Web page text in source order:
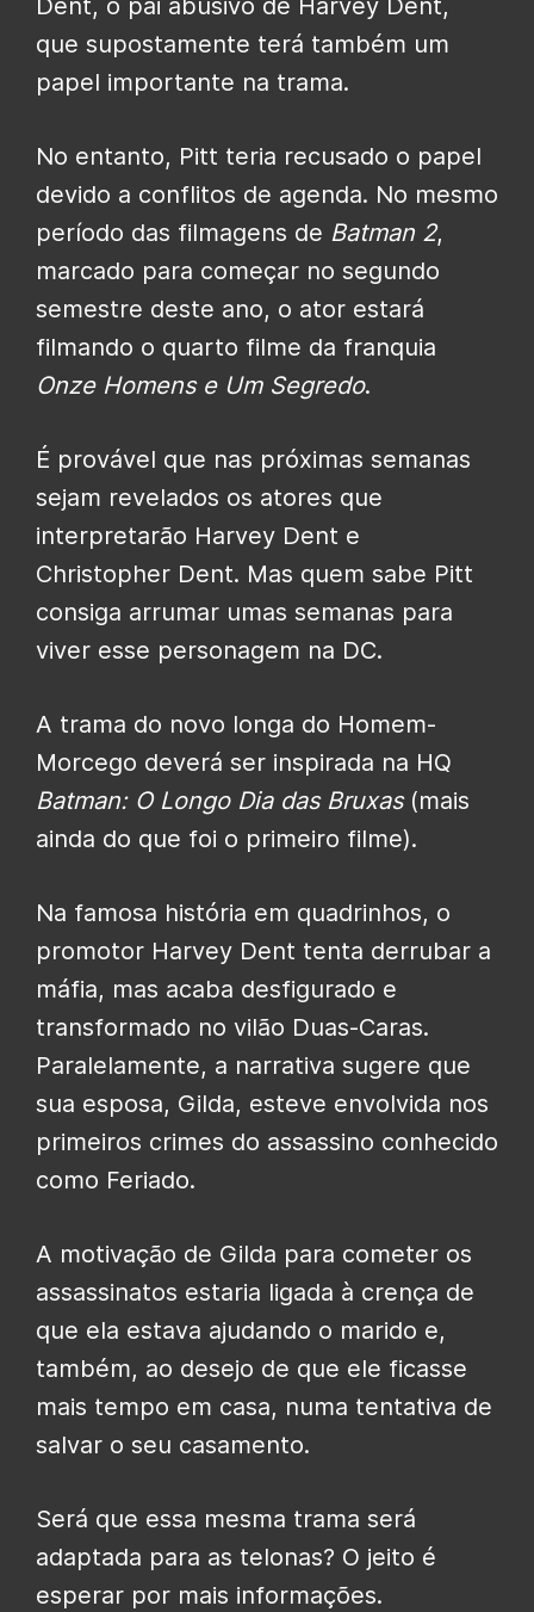
Dent, o pai abusivo de Harvey Dent,
que supostamente terá também um
papel importante na trama.
No entanto, Pitt teria recusado o papel
devido a conflitos de agenda. No mesmo
período das filmagens de Batman 2,
marcado para começar no segundo
semestre deste ano, o ator estará
filmando o quarto filme da franquia
Onze Homens e Um Segredo.
É provável que nas próximas semanas
sejam revelados os atores que
interpretarão Harvey Dent e
Christopher Dent. Mas quem sabe Pitt
consiga arrumar umas semanas para
viver esse personagem na DC.
A trama do novo longa do Homem-
Morcego deverá ser inspirada na HQ
Batman: O Longo Dia das Bruxas(mais
ainda do que foi o primeiro filme).
Na famosa história em quadrinhos, o
promotor Harvey Dent tenta derrubar a
máfia, mas acaba desfigurado e
transformado no vilão Duas-Caras.
Paralelamente, a narrativa sugere que
sua esposa, Gilda, esteve envolvida nos
primeiros crimes do assassino conhecido
como Feriado.
A motivação de Gilda para cometer os
assassinatos estaria ligada à crença de
que ela estava ajudando o marido e,
também, ao desejo de que ele ficasse
mais tempo em casa, numa tentativa de
salvar o seu casamento.
Será que essa mesma trama será
adaptada para as telonas? O jeito é
esperar por mais informações.